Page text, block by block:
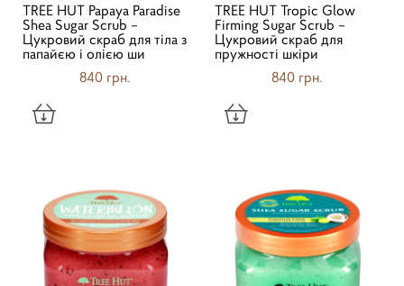
TREE HUT Papaya Paradise
Shea Sugar Scrub –
Цукровий скраб для тіла з
папайєю і олією ши
840 грн.
TREE HUT Tropic Glow
Firming Sugar Scrub –
Цукровий скраб для
пружності шкіри
840 грн.